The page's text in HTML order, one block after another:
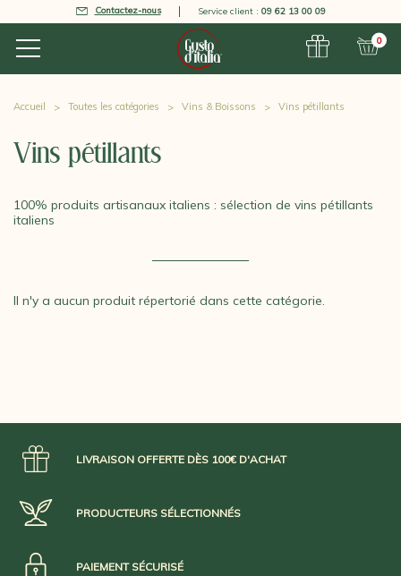
Contactez-nous Service client : 09 62 13 00 09
0
Accueil Toutes les catégories Vins & Boissons Vins pétillants
Vins pétillants
100% produits artisanaux italiens : sélection de vins pétillants
italiens
Il n'y a aucun produit répertorié dans cette catégorie.
LIVRAISON OFFERTE DÈS 100€ D'ACHAT
PRODUCTEURS SÉLECTIONNÉS
PAIEMENT SÉCURISÉ